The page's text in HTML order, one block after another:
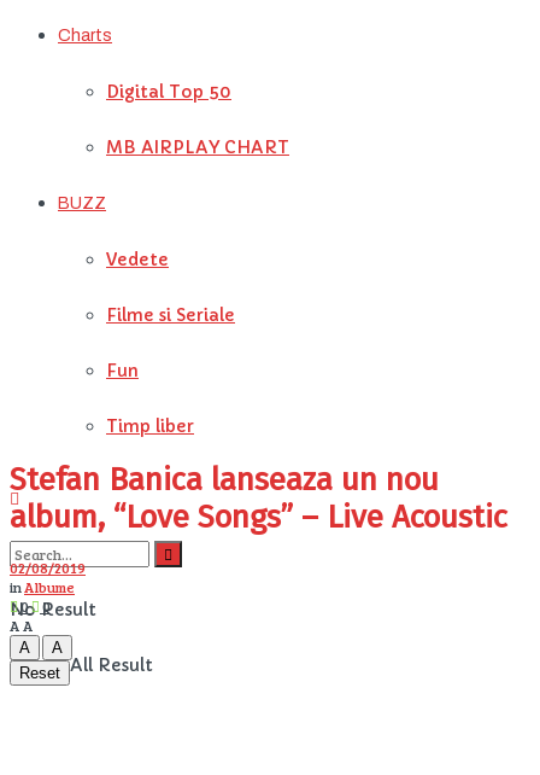
Charts
Digital Top 50
MB AIRPLAY CHART
BUZZ
Vedete
Filme si Seriale
Fun
Timp liber
No Result
View All Result
Stefan Banica lanseaza un nou
album, “Love Songs” – Live Acoustic
02/08/2019
inAlbume
0
0
A A
A
A
Reset